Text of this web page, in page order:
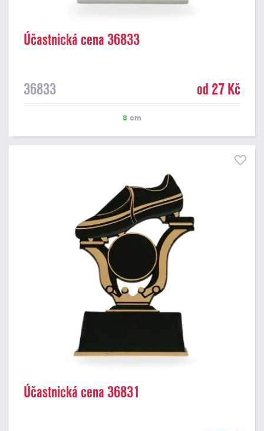
Účastnická cena 36833
36833 od 27 Kč
8 cm
Účastnická cena 36831